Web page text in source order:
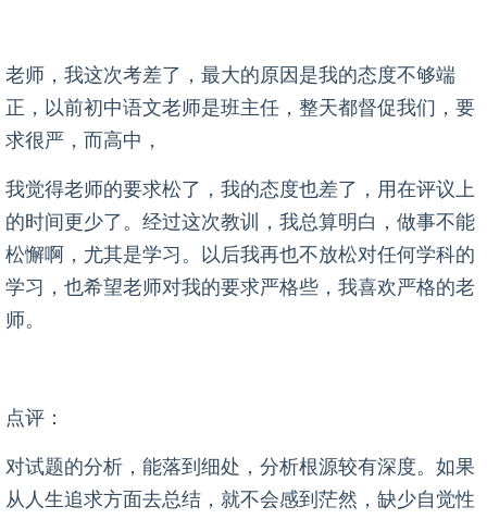
老师，我这次考差了，最大的原因是我的态度不够端
正，以前初中语文老师是班主任，整天都督促我们，要
求很严，而高中，
我觉得老师的要求松了，我的态度也差了，用在评议上
的时间更少了。经过这次教训，我总算明白，做事不能
松懈啊，尤其是学习。以后我再也不放松对任何学科的
学习，也希望老师对我的要求严格些，我喜欢严格的老
师。
点评：
对试题的分析，能落到细处，分析根源较有深度。如果
从人生追求方面去总结，就不会感到茫然，缺少自觉性